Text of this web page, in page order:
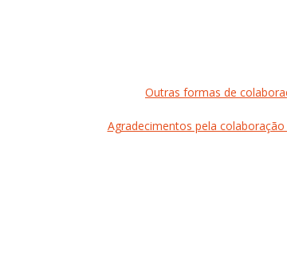
Outras formas de
Agradecimentos pela